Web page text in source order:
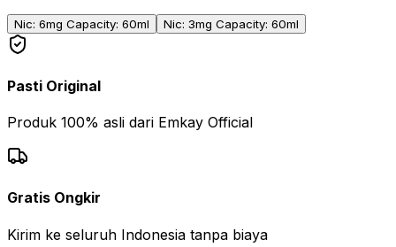
Nic: 6mg Capacity: 60ml Nic: 3mg Capacity: 60ml
Pasti Original
Produk 100% asli dari Emkay Official
Gratis Ongkir
Kirim ke seluruh Indonesia tanpa biaya